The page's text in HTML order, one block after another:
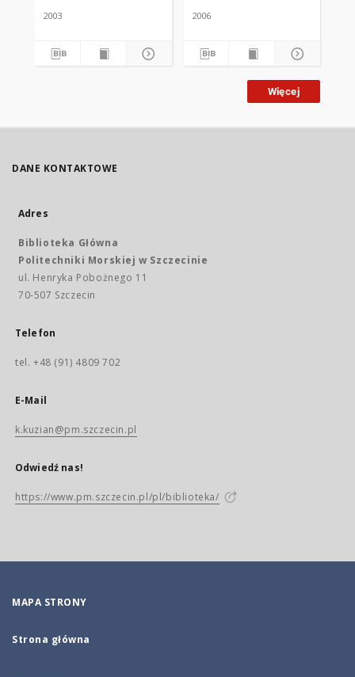
2003 2006
Więcej
DANE KONTAKTOWE
Adres
Biblioteka Główna
Politechniki Morskiej w Szczecinie
ul. Henryka Pobożnego 11
70-507 Szczecin
Telefon
tel. +48 (91) 4809 702
E-Mail
k.kuzian@pm.szczecin.pl
Odwiedź nas!
https://www.pm.szczecin.pl/pl/biblioteka/
MAPA STRONY
Strona główna